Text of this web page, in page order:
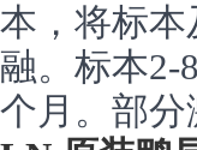
本，将标
融。标本2-
个月。部